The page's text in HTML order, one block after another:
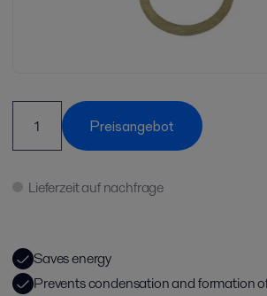
Preisangebot
Lieferzeit auf nachfrage
Saves energy
Prevents condensation and formation